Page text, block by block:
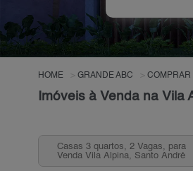
HOME GRANDE ABC COMPRAR
Imóveis à Venda na Vila
Casas 3 quartos, 2 Vagas, para
Venda Vila Alpina, Santo André